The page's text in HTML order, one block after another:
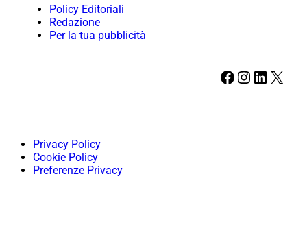
Policy Editoriali
Redazione
Per la tua pubblicità
Facebook Instagram LinkedIn X
Privacy Policy
Cookie Policy
Preferenze Privacy